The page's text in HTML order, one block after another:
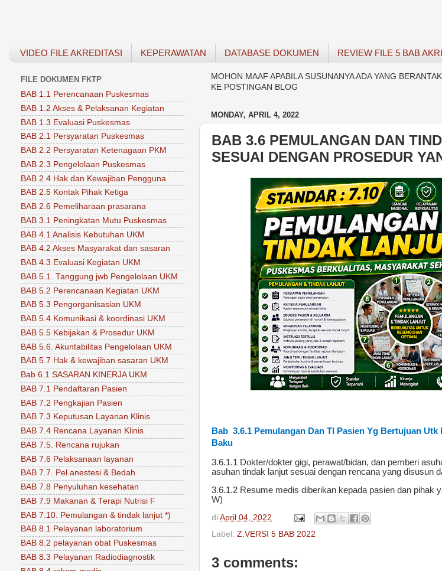
VIDEO FILE AKREDITASI KEPERAWATAN DATABASE DOKUMEN REVIEW FILE 5 BAB
MOHON MAAF APABILA SUSUNANYA ADA YANG
KE POSTINGAN BLOG
MONDAY, APRIL 4, 2022
BAB 3.6 PEMULANGAN DAN
SESUAI DENGAN PROSEDUR
Bab 3.6.1 Pemulangan Dan Tl Pasien Yg Bertujuan
Baku
3.6.1.1 Dokter/dokter gigi, perawat/bidan, dan pemberi
asuhan tindak lanjut sesuai dengan rencana yang disusun
3.6.1.2 Resume medis diberikan kepada pasien dan pihak
W)
di April 04, 2022
Label: Z.VERSI 5 BAB 2022
3 comments:
FILE DOKUMEN FKTP
BAB 1.1 Perencanaan Puskesmas
BAB 1.2 Akses & Pelaksanan Kegiatan
BAB 1.3 Evaluasi Puskesmas
BAB 2.1 Persyaratan Puskesmas
BAB 2.2 Persyaratan Ketenagaan PKM
BAB 2.3 Pengelolaan Puskesmas
BAB 2.4 Hak dan Kewajiban Pengguna
BAB 2.5 Kontak Pihak Ketiga
BAB 2.6 Pemeliharaan prasarana
BAB 3.1 Peningkatan Mutu Puskesmas
BAB 4.1 Analisis Kebutuhan UKM
BAB 4.2 Akses Masyarakat dan sasaran
BAB 4.3 Evaluasi Kegiatan UKM
BAB 5.1. Tanggung jwb Pengelolaan UKM
BAB 5.2 Perencanaan Kegiatan UKM
BAB 5.3 Pengorganisasian UKM
BAB 5.4 Komunikasi & koordinasi UKM
BAB 5.5 Kebijakan & Prosedur UKM
BAB 5.6. Akuntabilitas Pengelolaan UKM
BAB 5.7 Hak & kewajiban sasaran UKM
Bab 6.1 SASARAN KINERJA UKM
BAB 7.1 Pendaftaran Pasien
BAB 7.2 Pengkajian Pasien
BAB 7.3 Keputusan Layanan Klinis
BAB 7.4 Rencana Layanan Klinis
BAB 7.5. Rencana rujukan
BAB 7.6 Pelaksanaan layanan
BAB 7.7. Pel.anestesi & Bedah
BAB 7.8 Penyuluhan kesehatan
BAB 7.9 Makanan & Terapi Nutrisi F
BAB 7.10. Pemulangan & tindak lanjut *)
BAB 8.1 Pelayanan laboratorium
BAB 8.2 pelayanan obat Puskesmas
BAB 8.3 Pelayanan Radiodiagnostik